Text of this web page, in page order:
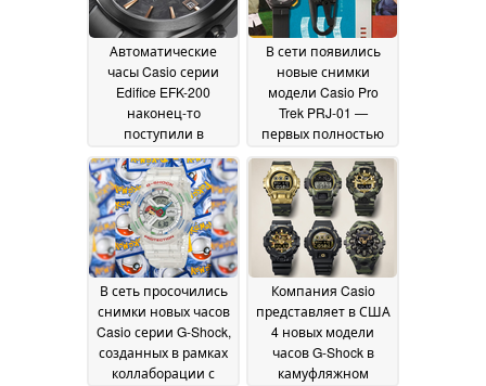
Автоматические
часы Casio серии
Edifice EFK-200
наконец-то
поступили в
том числе с
циферблатом из
кованого
углеродного волокна
09 July 2026
В сети появились
новые снимки
модели Casio Pro
Trek PRJ-01 —
первых полностью
серии Pro Trek с
ремешком с
карабином22 June 2026
В сеть просочились
снимки новых часов
Casio серии G-Shock,
созданных в рамках
коллаборации с
Компания Casio
представляет в США
4 новых модели
часов G-Shock в
камуфляжном